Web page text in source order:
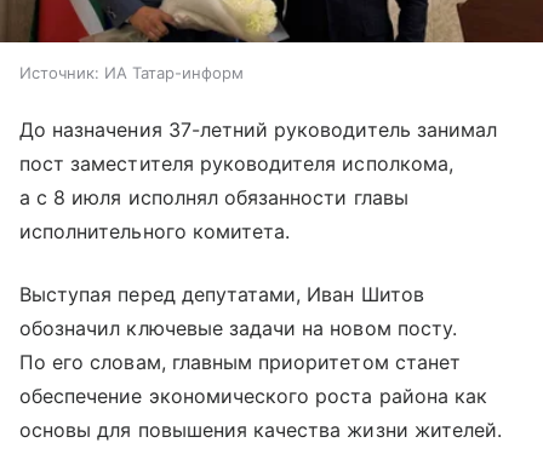
Источник: ИА Татар-информ
До назначения 37-летний руководитель занимал
пост заместителя руководителя исполкома,
а с 8 июля исполнял обязанности главы
исполнительного комитета.
Выступая перед депутатами, Иван Шитов
обозначил ключевые задачи на новом посту.
По его словам, главным приоритетом станет
обеспечение экономического роста района как
основы для повышения качества жизни жителей.